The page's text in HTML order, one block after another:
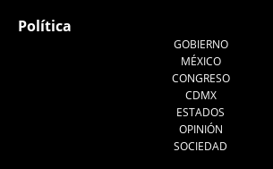
Política
GOBIERNO
MÉXICO
CONGRESO
CDMX
ESTADOS
OPINIÓN
SOCIEDAD